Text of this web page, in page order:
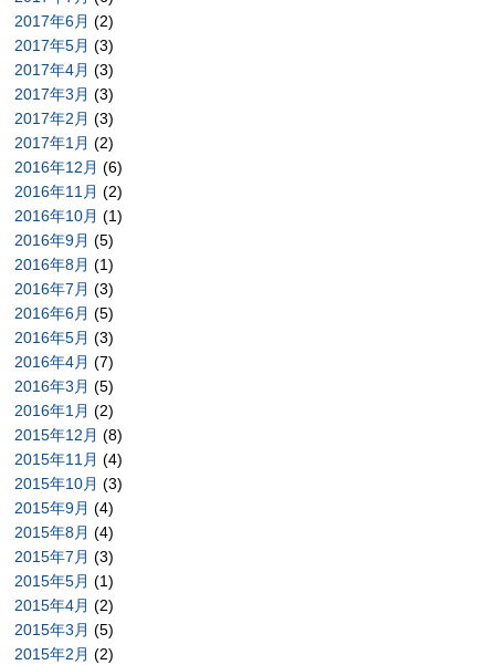
2017年6月 (2)
2017年5月 (3)
2017年4月 (3)
2017年3月 (3)
2017年2月 (3)
2017年1月 (2)
2016年12月 (6)
2016年11月 (2)
2016年10月 (1)
2016年9月 (5)
2016年8月 (1)
2016年7月 (3)
2016年6月 (5)
2016年5月 (3)
2016年4月 (7)
2016年3月 (5)
2016年1月 (2)
2015年12月 (8)
2015年11月 (4)
2015年10月 (3)
2015年9月 (4)
2015年8月 (4)
2015年7月 (3)
2015年5月 (1)
2015年4月 (2)
2015年3月 (5)
2015年2月 (2)